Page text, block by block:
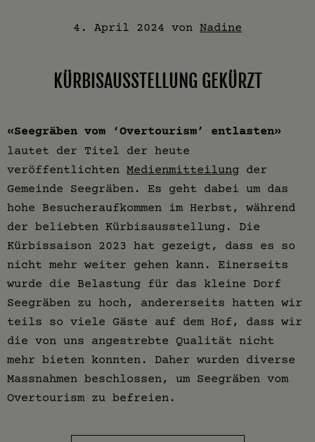
4. April 2024 von Nadine
KÜRBISAUSSTELLUNG GEKÜRZT
«Seegräben vom ‘Overtourism’ entlasten»
lautet der Titel der heute
veröffentlichten Medienmitteilung der
Gemeinde Seegräben. Es geht dabei um das
hohe Besucheraufkommen im Herbst, während
der beliebten Kürbisausstellung. Die
Kürbissaison 2023 hat gezeigt, dass es so
nicht mehr weiter gehen kann. Einerseits
wurde die Belastung für das kleine Dorf
Seegräben zu hoch, andererseits hatten wir
teils so viele Gäste auf dem Hof, dass wir
die von uns angestrebte Qualität nicht
mehr bieten konnten. Daher wurden diverse
Massnahmen beschlossen, um Seegräben vom
Overtourism zu befreien.